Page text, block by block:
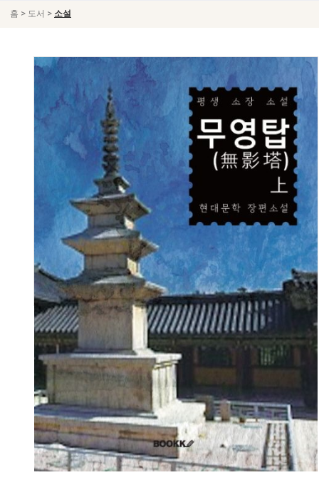
홈 > 도서 > 소설